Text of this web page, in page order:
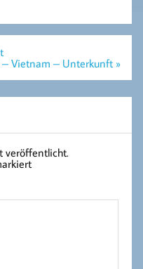
– Vietnam – Unterkunft »
veröffentlicht.